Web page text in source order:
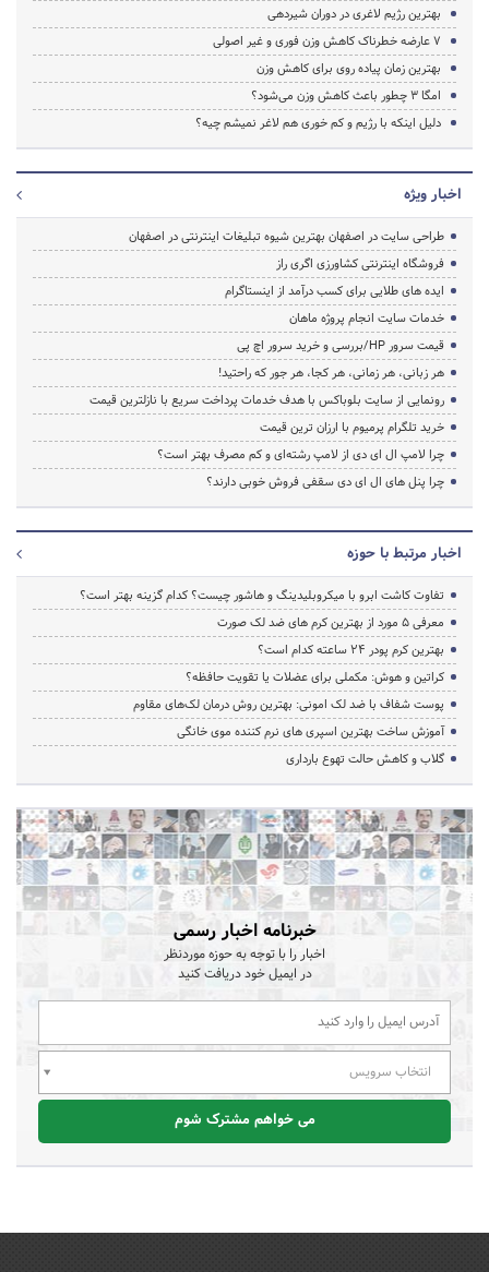
بهترین رژیم لاغری در دوران شیردهی
۷ عارضه خطرناک کاهش وزن فوری و غیر اصولی
بهترین زمان پیاده روی برای کاهش وزن
امگا ۳ چطور باعث کاهش وزن می‌شود؟
دلیل اینکه با رژیم و کم خوری هم لاغر نمیشم چیه؟
اخبار ویژه
طراحی سایت در اصفهان بهترین شیوه تبلیغات اینترنتی در اصفهان
فروشگاه اینترنتی کشاورزی اگری راز
ایده های طلایی برای کسب درآمد از اینستاگرام
خدمات سایت انجام پروژه ماهان
قیمت سرور HP/بررسی و خرید سرور اچ پی
هر زبانی، هر زمانی، هر کجا، هر جور که راحتید!
رونمایی از سایت بلوباکس با هدف خدمات پرداخت سریع با نازلترین قیمت
خرید تلگرام پرمیوم با ارزان ترین قیمت
چرا لامپ ال ای دی از لامپ رشته‌ای و کم مصرف بهتر است؟
چرا پنل های ال ای دی سقفی فروش خوبی دارند؟
اخبار مرتبط با حوزه
تفاوت کاشت ابرو با میکروبلیدینگ و هاشور چیست؟ کدام گزینه بهتر است؟
معرفی 5 مورد از بهترین کرم های ضد لک صورت
بهترین کرم پودر 24 ساعته کدام است؟
کراتین و هوش: مکملی برای عضلات یا تقویت حافظه؟
پوست شفاف با ضد لک امونی: بهترین روش درمان لک‌های مقاوم
آموزش ساخت بهترین اسپری های نرم‌ کننده موی خانگی
گلاب و کاهش حالت تهوع بارداری
خبرنامه اخبار رسمی
اخبار را با توجه به حوزه موردنظر
در ایمیل خود دریافت کنید
انتخاب سرویس
می خواهم مشترک شوم